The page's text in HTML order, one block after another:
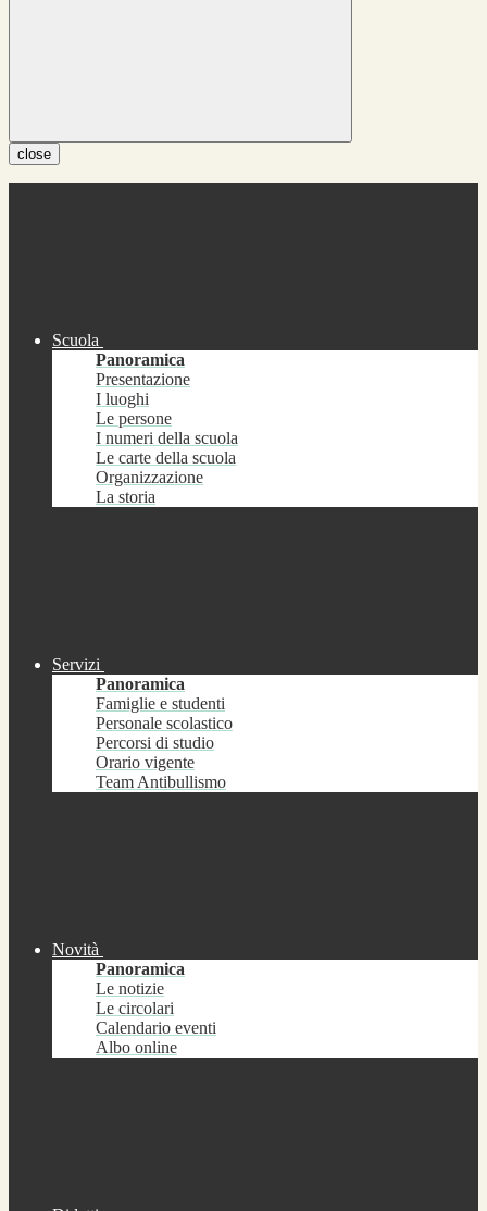
close
Scuola
Panoramica
Presentazione
I luoghi
Le persone
I numeri della scuola
Le carte della scuola
Organizzazione
La storia
Servizi
Panoramica
Famiglie e studenti
Personale scolastico
Percorsi di studio
Orario vigente
Team Antibullismo
Novità
Panoramica
Le notizie
Le circolari
Calendario eventi
Albo online